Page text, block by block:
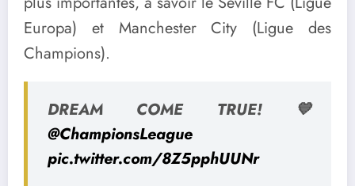
Europa) et Manchester City (Ligue des
Champions).
DREAM COME TRUE! 💙
@ChampionsLeague
pic.twitter.com/8Z5pphUUNr